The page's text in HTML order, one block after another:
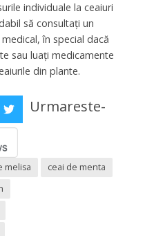
individuale la ceaiuri
să consultați un
în special dacă
sau luați medicamente
din plante.
Urmareste-
melisa
ceai de menta